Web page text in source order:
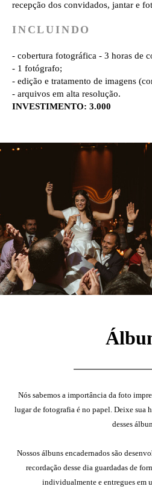
recepção dos convidados, jantar e
INCLUINDO
- cobertura fotográfica - 3 horas de
- 1 fotógrafo;
- edição e tratamento de imagens
- arquivos em alta resolução.
INVESTIMENTO: 3.000
Nós sabemos a importância da foto
lugar de fotografia é no papel. Deixe sua
desses
Nossos álbuns encadernados são
recordação desse dia guardadas de
individualmente e entregues em